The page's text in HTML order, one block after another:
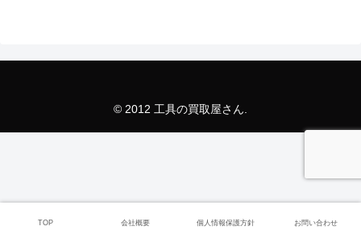
© 2012 工具の買取屋さん.
TOP 会社概要 個人情報保護方針 お問い合わせ